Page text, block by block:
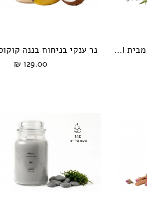
נר ענקי בניחוח גינת תבלין מבית HIKARI הוספה לעגלה
129.00 ₪